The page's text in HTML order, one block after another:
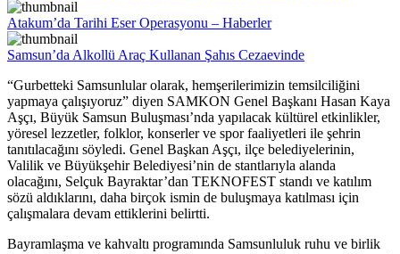
Atakum’da Tarihi Eser Operasyonu – Haberler
Samsun’da Alkollü Araç Kullanan Şahıs Cezaevinde
“Gurbetteki Samsunlular olarak, hemşerilerimizin temsilciliğini
yapmaya çalışıyoruz” diyen SAMKON Genel Başkanı Hasan Kaya
Aşçı, Büyük Samsun Buluşması’nda yapılacak kültürel etkinlikler,
yöresel lezzetler, folklor, konserler ve spor faaliyetleri ile şehrin
tanıtılacağını söyledi. Genel Başkan Aşçı, ilçe belediyelerinin,
Valilik ve Büyükşehir Belediyesi’nin de stantlarıyla alanda
olacağını, Selçuk Bayraktar’dan TEKNOFEST standı ve katılım
sözü aldıklarını, daha birçok ismin de buluşmaya katılması için
çalışmalara devam ettiklerini belirtti.
Bayramlaşma ve kahvaltı programında Samsunluluk ruhu ve birlik